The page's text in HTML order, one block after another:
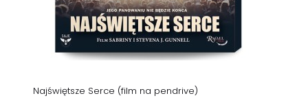
Najświętsze Serce (film na pendrive)